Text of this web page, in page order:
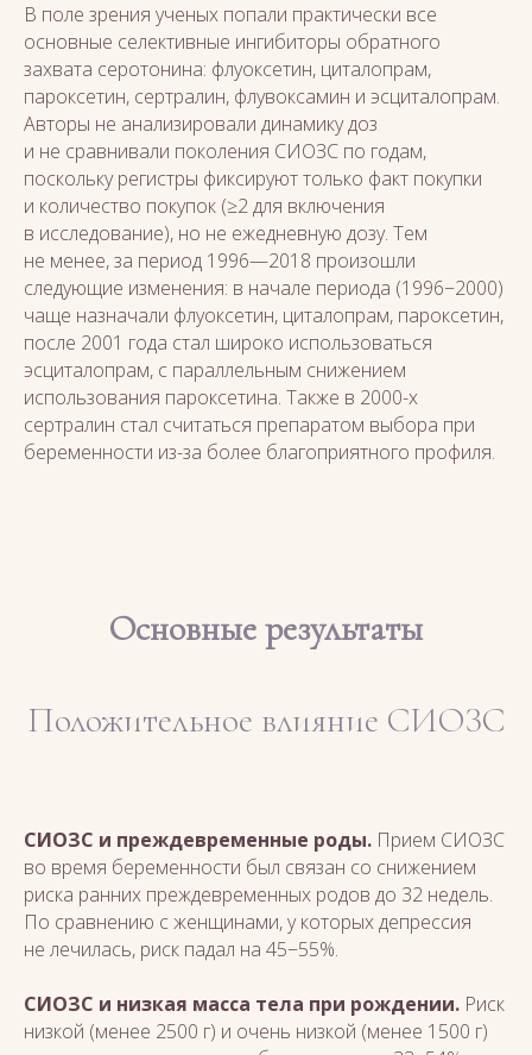
В поле зрения ученых попали практически все
основные селективные ингибиторы обратного
захвата серотонина: флуоксетин, циталопрам,
пароксетин, сертралин, флувоксамин и эсциталопрам.
Авторы не анализировали динамику доз
и не сравнивали поколения СИОЗС по годам,
поскольку регистры фиксируют только факт покупки
и количество покупок (≥2 для включения
в исследование), но не ежедневную дозу. Тем
не менее, за период 1996—2018 произошли
следующие изменения: в начале периода (1996−2000)
чаще назначали флуоксетин, циталопрам, пароксетин,
после 2001 года стал широко использоваться
эсциталопрам, с параллельным снижением
использования пароксетина. Также в 2000-х
сертралин стал считаться препаратом выбора при
беременности из-за более благоприятного профиля.
Основные результаты
Положительное влияние СИОЗС
СИОЗС и преждевременные роды. Прием СИОЗС
во время беременности был связан со снижением
риска ранних преждевременных родов до 32 недель.
По сравнению с женщинами, у которых депрессия
не лечилась, риск падал на 45−55%.
СИОЗС и низкая масса тела при рождении. Риск
низкой (менее 2500 г) и очень низкой (менее 1500 г)